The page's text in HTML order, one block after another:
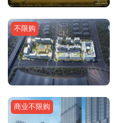
不限购
商业不限购